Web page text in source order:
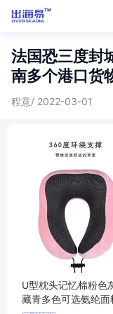
法国恐三度封
南多个港口货
程意/ 2022-03-01
U型枕头记忆棉粉色
藏青多色可选氨纶面